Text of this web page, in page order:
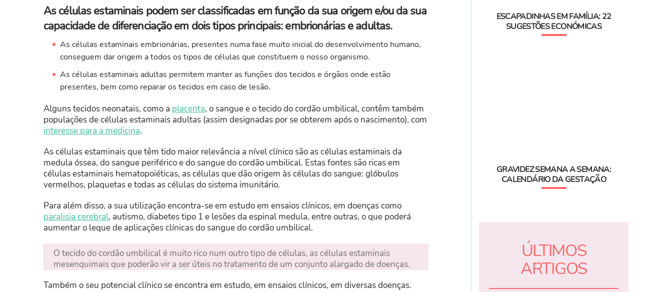
As células estaminais podem ser classificadas em função da sua origem e/ou da sua
capacidade de diferenciação em dois tipos principais: embrionárias e adultas.
As células estaminais embrionárias, presentes numa fase muito inicial do desenvolvimento humano,
conseguem dar origem a todos os tipos de células que constituem o nosso organismo.
As células estaminais adultas permitem manter as funções dos tecidos e órgãos onde estão
presentes, bem como reparar os tecidos em caso de lesão.
Alguns tecidos neonatais, como a placenta, o sangue e o tecido do cordão umbilical, contêm também
populações de células estaminais adultas (assim designadas por se obterem após o nascimento), com
interesse para a medicina.
As células estaminais que têm tido maior relevância a nível clínico são as células estaminais da
medula óssea, do sangue periférico e do sangue do cordão umbilical. Estas fontes são ricas em
células estaminais hematopoiéticas, as células que dão origem às células do sangue: glóbulos
vermelhos, plaquetas e todas as células do sistema imunitário.
Para além disso, a sua utilização encontra-se em estudo em ensaios clínicos, em doenças como
paralisia cerebral, autismo, diabetes tipo 1 e lesões da espinal medula, entre outras, o que poderá
aumentar o leque de aplicações clínicas do sangue do cordão umbilical.
O tecido do cordão umbilical é muito rico num outro tipo de células, as células estaminais
mesenquimais que poderão vir a ser úteis no tratamento de um conjunto alargado de doenças.
Também o seu potencial clínico se encontra em estudo, em ensaios clínicos, em diversas doenças.
ESCAPADINHAS EM FAMÍLIA: 22
SUGESTÕES ECONÓMICAS
GRAVIDEZ SEMANA A SEMANA:
CALENDÁRIO DA GESTAÇÃO
ÚLTIMOS
ARTIGOS